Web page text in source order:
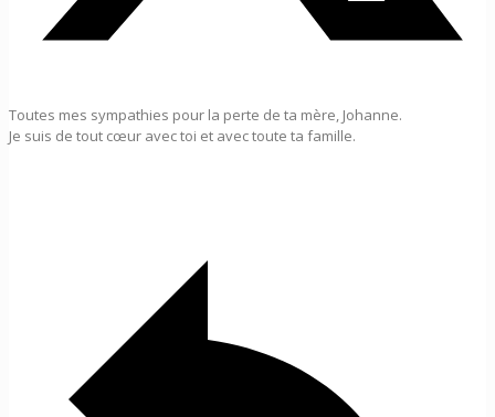
Toutes mes sympathies pour la perte de ta mère, Johanne.
Je suis de tout cœur avec toi et avec toute ta famille.